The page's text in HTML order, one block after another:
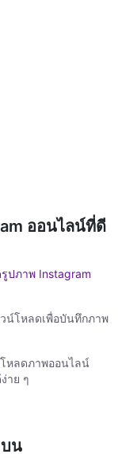
ออนไลน์ที่ดี
ปภาพ Instagram
น์โหลดเพื่อบันทึกภาพ
หลดภาพออนไลน์
าย ๆ
น